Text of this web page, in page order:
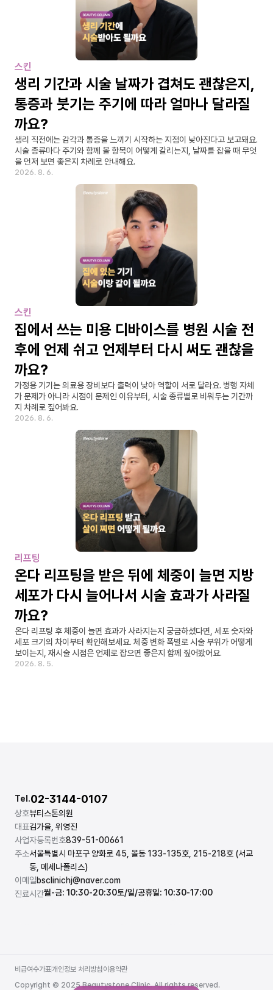
스킨
생리 기간과 시술 날짜가 겹쳐도 괜찮은지,
통증과 붓기는 주기에 따라 얼마나 달라질
까요?
생리 직전에는 감각과 통증을 느끼기 시작하는 지점이 낮아진다고 보고돼요.
시술 종류마다 주기와 함께 볼 항목이 어떻게 갈리는지, 날짜를 잡을 때 무엇
을 먼저 보면 좋은지 차례로 안내해요.
2026. 8. 6.
스킨
집에서 쓰는 미용 디바이스를 병원 시술 전
후에 언제 쉬고 언제부터 다시 써도 괜찮을
까요?
가정용 기기는 의료용 장비보다 출력이 낮아 역할이 서로 달라요. 병행 자체
가 문제가 아니라 시점이 문제인 이유부터, 시술 종류별로 비워두는 기간까
지 차례로 짚어봐요.
2026. 8. 6.
리프팅
온다 리프팅을 받은 뒤에 체중이 늘면 지방
세포가 다시 늘어나서 시술 효과가 사라질
까요?
온다 리프팅 후 체중이 늘면 효과가 사라지는지 궁금하셨다면, 세포 숫자와
세포 크기의 차이부터 확인해보세요. 체중 변화 폭별로 시술 부위가 어떻게
보이는지, 재시술 시점은 언제로 잡으면 좋은지 함께 짚어봤어요.
2026. 8. 5.
상호뷰티스톤의원
대표김가을, 위영진
사업자등록번호839-51-00661
주소서울특별시 마포구 양화로 45, 몰동 133-135호, 215-218호 (서교
동, 메세나폴리스)
이메일bsclinichj@naver.com
진료시간월-금: 10:30-20:30토/일/공휴일: 10:30-17:00
Tel.02-3144-0107
Copyright © 2025 Beautystone Clinic. All rights reserved.
비급여수가표
비급여수가표
개인정보 처리방침
개인정보 처리방침
이용약관
이용약관